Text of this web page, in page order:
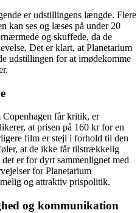
er udstillingens længde. Flere
kan ses og læses på under 20
og skuffede, da de
Det er klart, at Planetarium
udstillingen for at imødekomme
Copenhagen får kritik, er
at prisen på 160 kr for en
film er stejl i forhold til den
at de ikke får tilstrækkelig
er for dyrt sammenlignet med
for Planetarium
og attraktiv prispolitik.
og kommunikation